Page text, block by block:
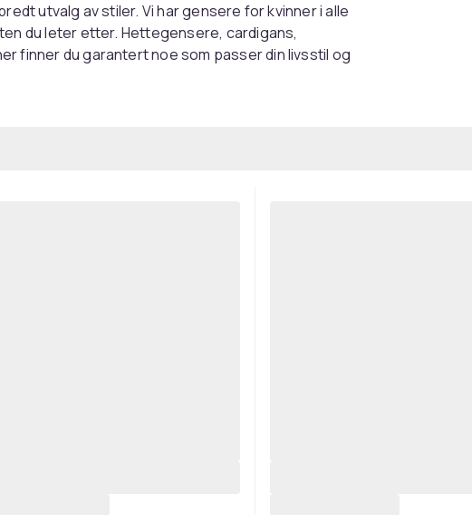
utvalg av stiler. Vi har gensere for kvinner i alle
du leter etter. Hettegensere, cardigans,
finner du garantert noe som passer din livsstil og